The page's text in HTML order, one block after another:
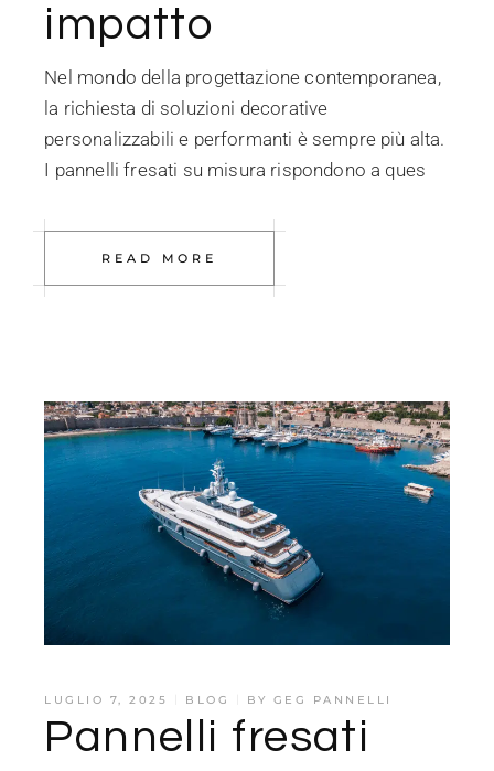
impatto
Nel mondo della progettazione contemporanea,
la richiesta di soluzioni decorative
personalizzabili e performanti è sempre più alta.
I pannelli fresati su misura rispondono a ques
READ MORE
LUGLIO 7, 2025 BLOG BY GEG PANNELLI
Pannelli fresati